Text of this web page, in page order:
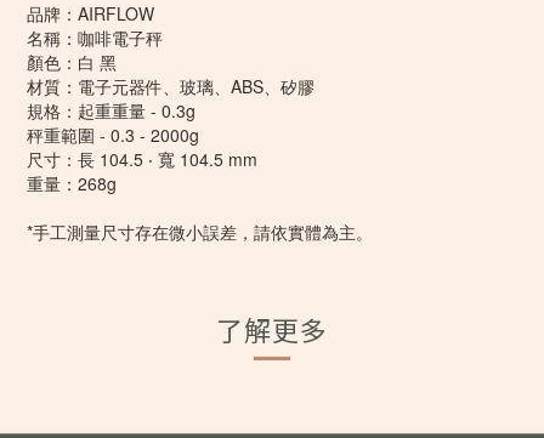
品牌：AIRFLOW
名稱：咖啡電子秤
顏色：白 黑
材質：電子元器件、玻璃、ABS、矽膠
規格：起重重量 - 0.3g
秤重範圍 - 0.3 - 2000g
尺寸：長 104.5 ‧ 寬 104.5 mm
重量：268g
*手工測量尺寸存在微小誤差，請依實體為主。
了解更多